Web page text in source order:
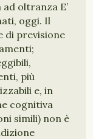
oltranza E’
oggi. Il
di previsione
più
e, in
cognitiva
simili) non è